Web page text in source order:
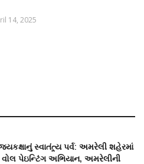
14, 2025
સ્વાતંત્ર્ય પર્વ: અમરેલી શહેરમાં
પેઇન્ટિંગ અભિયાન, અમરેલીની